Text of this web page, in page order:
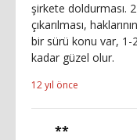
şirkete doldurması.
çıkarılması,
bir sürü konu var, 1-
kadar güzel olur.
12 yıl önce
**